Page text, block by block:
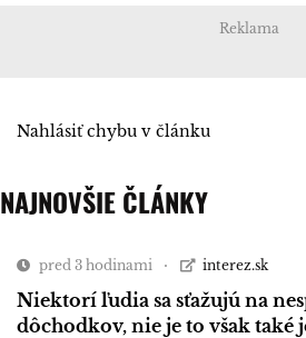
Reklama
Nahlásiť chybu v článku
NAJNOVŠIE ČLÁNKY
pred 3 hodinami interez.sk
Niektorí ľudia sa sťažujú na
dôchodkov, nie je to však také